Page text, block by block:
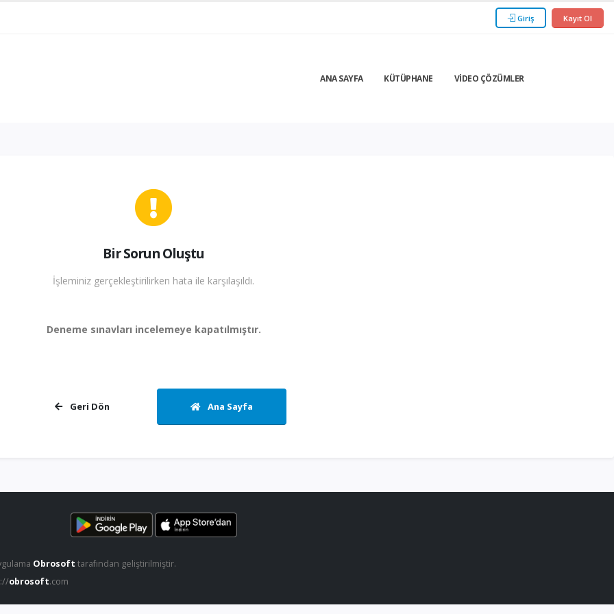
Giriş Kayıt Ol
ANA SAYFA KÜTÜPHANE VIDEO ÇÖZÜMLER
Bir Sorun Oluştu
İşleminiz gerçekleştirilirken hata ile karşılaşıldı.
Deneme sınavları incelemeye kapatılmıştır.
Geri Dön Ana Sayfa
Obrosoft tarafından geliştirilmiştir.
obrosoft.com